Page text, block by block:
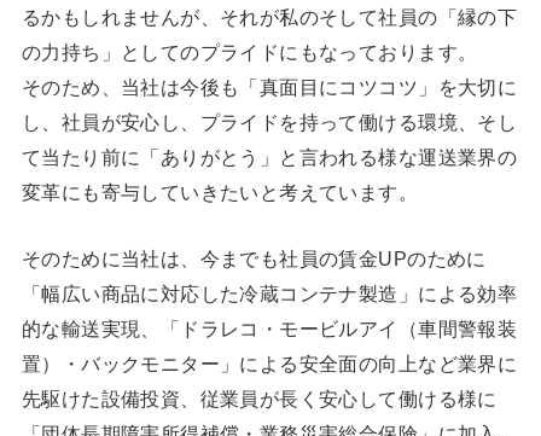
るかもしれませんが、それが私のそして社員の「縁の下
の力持ち」としてのプライドにもなっております。
そのため、当社は今後も「真面目にコツコツ」を大切に
し、社員が安心し、プライドを持って働ける環境、そし
て当たり前に「ありがとう」と言われる様な運送業界の
変革にも寄与していきたいと考えています。
そのために当社は、今までも社員の賃金UPのために
「幅広い商品に対応した冷蔵コンテナ製造」による効率
的な輸送実現、「ドラレコ・モービルアイ（車間警報装
置）・バックモニター」による安全面の向上など業界に
先駆けた設備投資、従業員が長く安心して働ける様に